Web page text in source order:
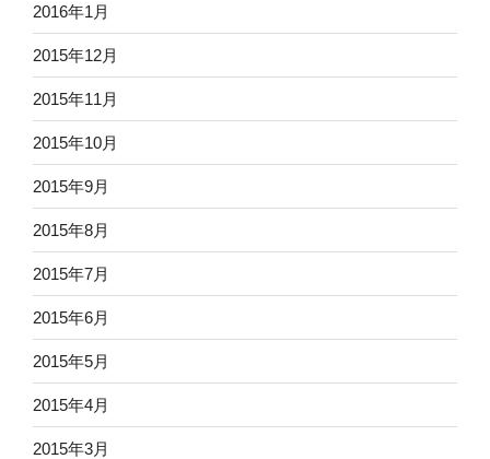
2016年1月
2015年12月
2015年11月
2015年10月
2015年9月
2015年8月
2015年7月
2015年6月
2015年5月
2015年4月
2015年3月